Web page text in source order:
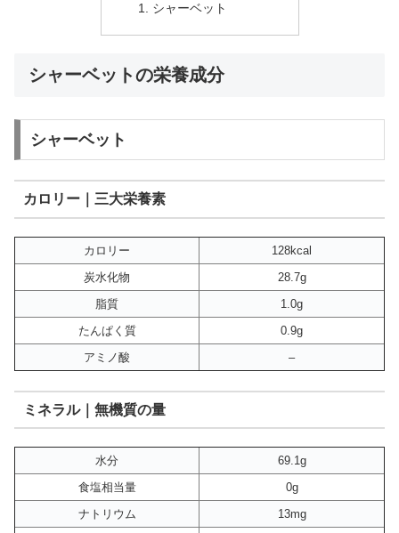
シャーベット
シャーベットの栄養成分
シャーベット
カロリー｜三大栄養素
カロリー
128kcal
炭水化物
28.7g
脂質
1.0g
たんぱく質
0.9g
アミノ酸
–
ミネラル｜無機質の量
水分
69.1g
食塩相当量
0g
ナトリウム
13mg